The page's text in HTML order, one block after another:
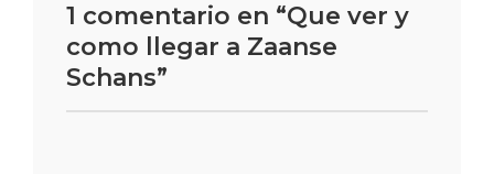
1 comentario en “Que ver y
como llegar a Zaanse
Schans”